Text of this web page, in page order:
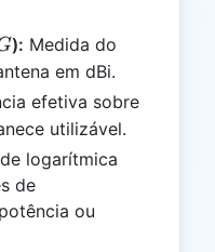
): Medida do
em dBi.
efetiva sobre
utilizável.
logarítmica
de
ou